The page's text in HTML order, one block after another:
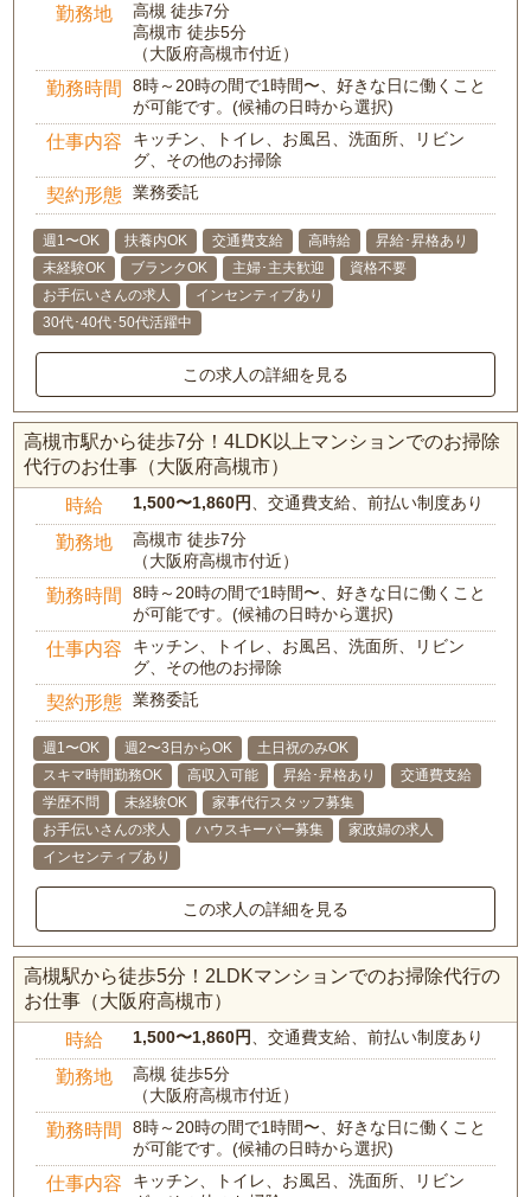
勤務地
高槻 徒歩7分
高槻市 徒歩5分
（大阪府高槻市付近）
勤務時間
8時～20時の間で1時間〜、好きな日に働くこと
が可能です。(候補の日時から選択)
仕事内容
キッチン、トイレ、お風呂、洗面所、リビン
グ、その他のお掃除
契約形態 業務委託
週1〜OK 扶養内OK 交通費支給 高時給
昇給･昇格あり
未経験OK
ブランクOK 主婦･主夫歓迎
資格不要
お手伝いさんの求人
インセンティブあり
30代･40代･50代活躍中
この求人の詳細を見る
高槻市駅から徒歩7分！4LDK以上マンションでのお掃除
代行のお仕事（大阪府高槻市）
時給 1,500〜1,860円 、交通費支給、前払い制度あり
勤務地
高槻市 徒歩7分
（大阪府高槻市付近）
勤務時間
8時～20時の間で1時間〜、好きな日に働くこと
が可能です。(候補の日時から選択)
仕事内容
キッチン、トイレ、お風呂、洗面所、リビン
グ、その他のお掃除
契約形態 業務委託
週1〜OK 週2〜3日からOK
土日祝のみOK
スキマ時間勤務OK
高収入可能 昇給･昇格あり
交通費支給
学歴不問
未経験OK
家事代行スタッフ募集
お手伝いさんの求人
ハウスキーパー募集
家政婦の求人
インセンティブあり
この求人の詳細を見る
高槻駅から徒歩5分！2LDKマンションでのお掃除代行の
お仕事（大阪府高槻市）
時給 1,500〜1,860円 、交通費支給、前払い制度あり
勤務地
高槻 徒歩5分
（大阪府高槻市付近）
勤務時間
8時～20時の間で1時間〜、好きな日に働くこと
が可能です。(候補の日時から選択)
仕事内容
キッチン、トイレ、お風呂、洗面所、リビン